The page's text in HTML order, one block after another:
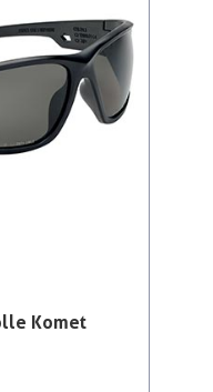
Komet